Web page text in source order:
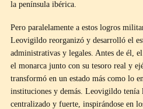
la península ibérica.
Pero paralelamente a estos logros
Leovigildo reorganizó y desarrolló el
administrativas y legales. Antes de él,
el monarca junto con su tesoro real y
transformó en un estado más como lo
instituciones y demás. Leovigildo tenía
centralizado y fuerte, inspirándose en